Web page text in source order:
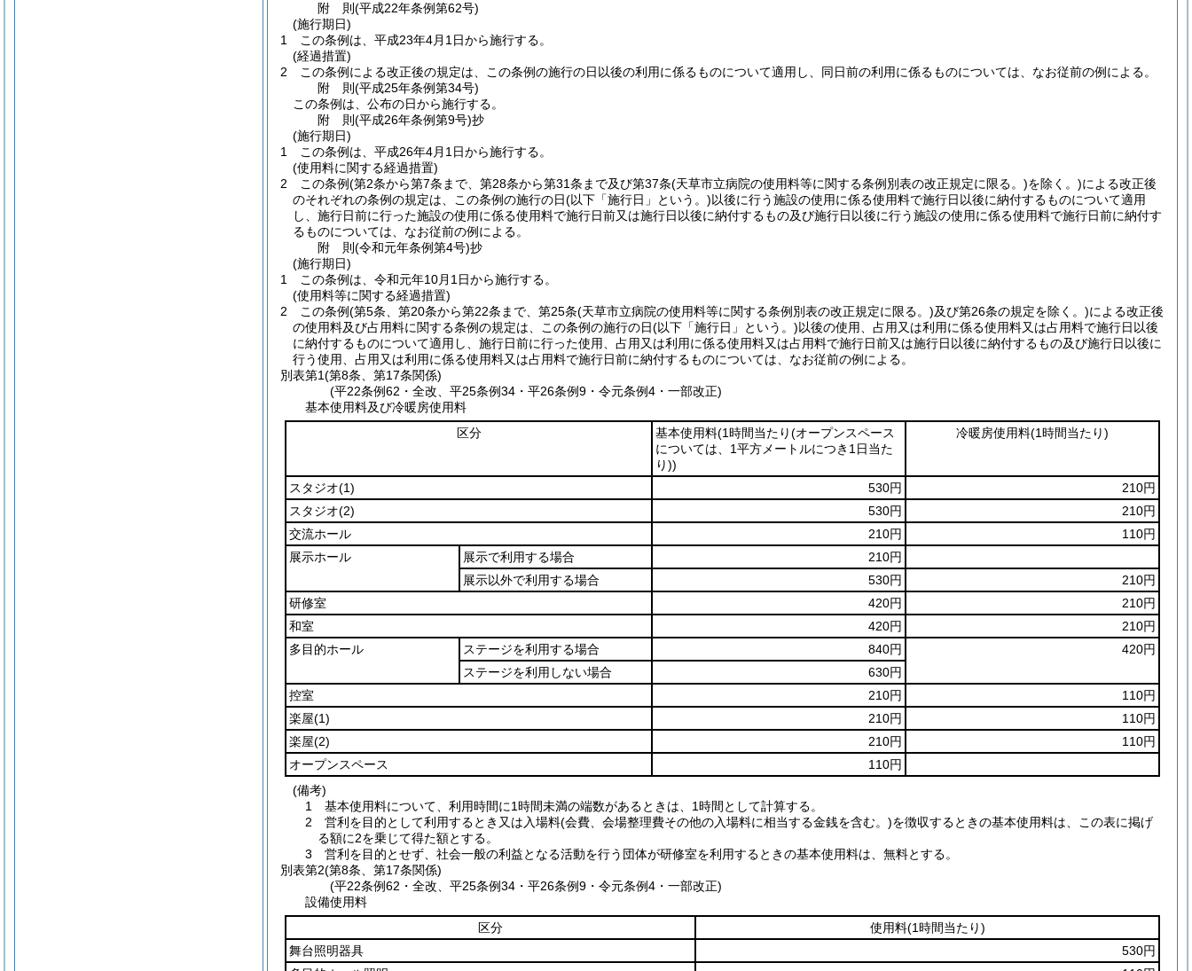
附 則(平成22年条例第62号)
(施行期日)
1
この条例は、平成23年4月1日から施行する。
(経過措置)
2
この条例による改正後の規定は、この条例の施行の日以後の利用に係るものについて適用し、同日前の利用に係るものについては、なお従前の例による。
附 則(平成25年条例第34号)
この条例は、公布の日から施行する。
附 則(平成26年条例第9号)抄
(施行期日)
1
この条例は、平成26年4月1日から施行する。
(使用料に関する経過措置)
2
この条例(第2条から第7条まで、第28条から第31条まで及び第37条(天草市立病院の使用料等に関する条例別表の改正規定に限る。)を除く。)による改正後
のそれぞれの条例の規定は、この条例の施行の日(以下「施行日」という。)以後に行う施設の使用に係る使用料で施行日以後に納付するものについて適用
し、施行日前に行った施設の使用に係る使用料で施行日前又は施行日以後に納付するもの及び施行日以後に行う施設の使用に係る使用料で施行日前に納付す
るものについては、なお従前の例による。
附 則(令和元年条例第4号)抄
(施行期日)
1
この条例は、令和元年10月1日から施行する。
(使用料等に関する経過措置)
2
この条例(第5条、第20条から第22条まで、第25条(天草市立病院の使用料等に関する条例別表の改正規定に限る。)及び第26条の規定を除く。)による改正後
の使用料及び占用料に関する条例の規定は、この条例の施行の日(以下「施行日」という。)以後の使用、占用又は利用に係る使用料又は占用料で施行日以後
に納付するものについて適用し、施行日前に行った使用、占用又は利用に係る使用料又は占用料で施行日前又は施行日以後に納付するもの及び施行日以後に
行う使用、占用又は利用に係る使用料又は占用料で施行日前に納付するものについては、なお従前の例による。
別表第1(第8条、第17条関係)
(平22条例62・全改、平25条例34・平26条例9・令元条例4・一部改正)
基本使用料及び冷暖房使用料
区分
基本使用料(1時間当たり(オープンスペース
については、1平方メートルにつき1日当た
り))
冷暖房使用料(1時間当たり)
スタジオ(1) 530円
210円
スタジオ(2) 530円
210円
交流ホール
210円
110円
展示ホール
展示で利用する場合
210円
展示以外で利用する場合
530円
210円
研修室
420円
210円
和室
420円
210円
多目的ホール
ステージを利用する場合 840円
420円
ステージを利用しない場合
630円
控室
210円
110円
楽屋(1) 210円
110円
楽屋(2) 210円
110円
オープンスペース
110円
(備考)
1 基本使用料について、利用時間に1時間未満の端数があるときは、1時間として計算する。
2 営利を目的として利用するとき又は入場料(会費、会場整理費その他の入場料に相当する金銭を含む。)を徴収するときの基本使用料は、この表に掲げ
る額に2を乗じて得た額とする。
3 営利を目的とせず、社会一般の利益となる活動を行う団体が研修室を利用するときの基本使用料は、無料とする。
別表第2(第8条、第17条関係)
(平22条例62・全改、平25条例34・平26条例9・令元条例4・一部改正)
設備使用料
区分
使用料(1時間当たり)
舞台照明器具
530円